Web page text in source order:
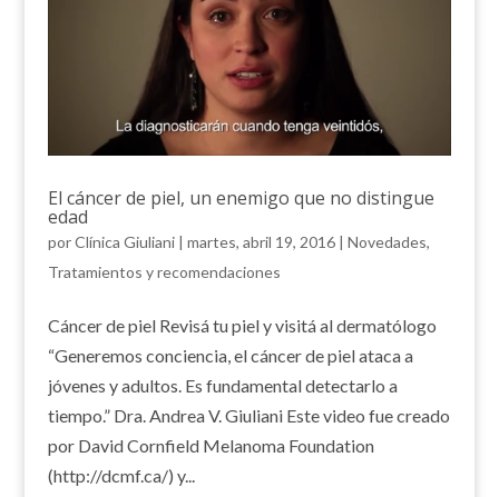
El cáncer de piel, un enemigo que no distingue
edad
porClínica Giuliani| martes, abril 19, 2016| Novedades,
Tratamientos y recomendaciones
Cáncer de piel Revisá tu piel y visitá al dermatólogo
“Generemos conciencia, el cáncer de piel ataca a
jóvenes y adultos. Es fundamental detectarlo a
tiempo.” Dra. Andrea V. Giuliani Este video fue creado
por David Cornfield Melanoma Foundation
(http://dcmf.ca/) y...